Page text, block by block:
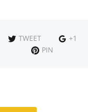
TWEET +1
PIN